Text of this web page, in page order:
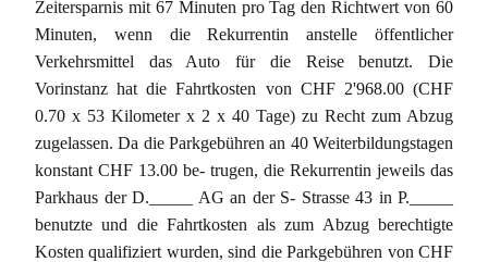
Zeitersparnis mit 67 Minuten pro Tag den Richtwert von 60
Minuten, wenn die Rekurrentin anstelle öffentlicher
Verkehrsmittel das Auto für die Reise benutzt. Die
Vorinstanz hat die Fahrtkosten von CHF 2'968.00 (CHF
0.70 x 53 Kilometer x 2 x 40 Tage) zu Recht zum Abzug
zugelassen. Da die Parkgebühren an 40 Weiterbildungstagen
konstant CHF 13.00 be- trugen, die Rekurrentin jeweils das
Parkhaus der D._____ AG an der S- Strasse 43 in P._____
benutzte und die Fahrtkosten als zum Abzug berechtigte
Kosten qualifiziert wurden, sind die Parkgebühren von CHF